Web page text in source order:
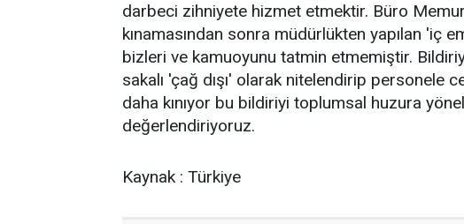
darbeci zihniyete hizmet etmektir. Büro
kınamasından sonra müdürlükten yapılan 'iç
bizleri ve kamuoyunu tatmin etmemiştir.
sakalı 'çağ dışı' olarak nitelendirip personele
daha kınıyor bu bildiriyi toplumsal huzura
değerlendiriyoruz.
Kaynak : Türkiye